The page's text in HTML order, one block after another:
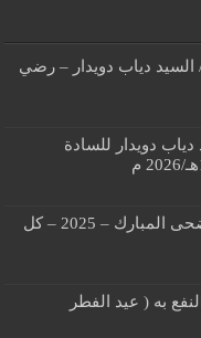
/ السيد دياب دويدار – رضي
دويدار للسادة
معايدة سيدنا الشيخ رضي الله عنه بعيد الأضحى المبارك – 2025 – كل
به ( عيد الفطر